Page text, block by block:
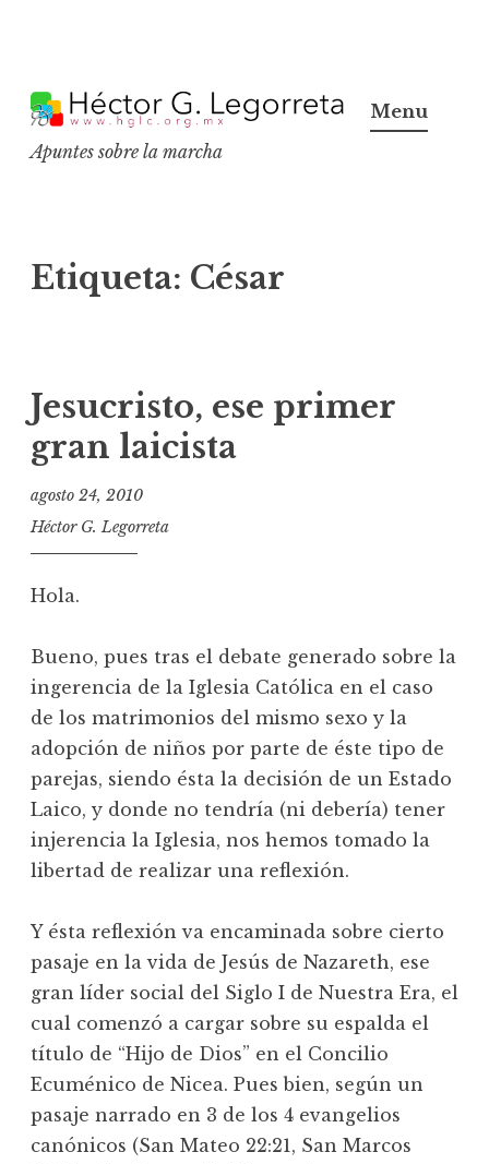
k
p
c
o
t
Apuntes sobre la marcha
Menu
Etiqueta: César
Jesucristo, ese primer
gran laicista
agosto 24, 2010
Héctor G. Legorreta
Hola.
Bueno, pues tras el debate generado sobre la
ingerencia de la Iglesia Católica en el caso
de los matrimonios del mismo sexo y la
adopción de niños por parte de éste tipo de
parejas, siendo ésta la decisión de un Estado
Laico, y donde no tendría (ni debería) tener
injerencia la Iglesia, nos hemos tomado la
libertad de realizar una reflexión.
Y ésta reflexión va encaminada sobre cierto
pasaje en la vida de Jesús de Nazareth, ese
gran líder social del Siglo I de Nuestra Era, el
cual comenzó a cargar sobre su espalda el
título de “Hijo de Dios” en el Concilio
Ecuménico de Nicea. Pues bien, según un
pasaje narrado en 3 de los 4 evangelios
canónicos (San Mateo 22:21, San Marcos